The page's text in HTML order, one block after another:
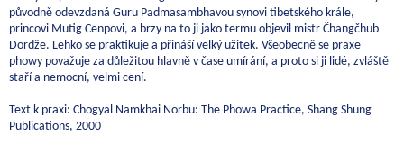
původně odevzdaná Guru Padmasambhavou synovi tibetského krále,
princovi Mutig Cenpovi, a brzy na to ji jako termu objevil mistr Čhangčhub
Dordže. Lehko se praktikuje a přináší velký užitek. Všeobecně se praxe
phowy považuje za důležitou hlavně v čase umírání, a proto si ji lidé, zvláště
staří a nemocní, velmi cení.
Text k praxi: Chogyal Namkhai Norbu: The Phowa Practice, Shang Shung
Publications, 2000